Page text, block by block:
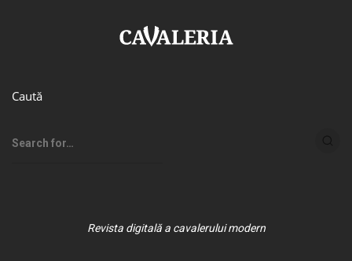
Caută
Revista digitală a cavalerului modern